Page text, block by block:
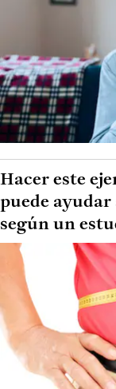
Hacer este
puede
según un